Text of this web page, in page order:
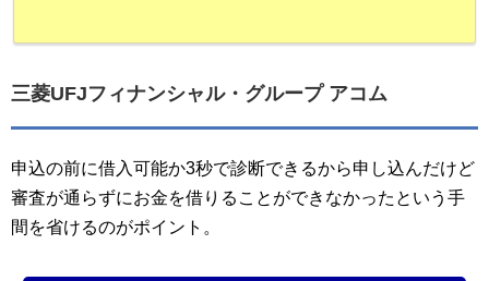
三菱UFJフィナンシャル・グループ アコム
申込の前に借入可能か3秒で診断できるから申し込んだけど
審査が通らずにお金を借りることができなかったという手
間を省けるのがポイント。